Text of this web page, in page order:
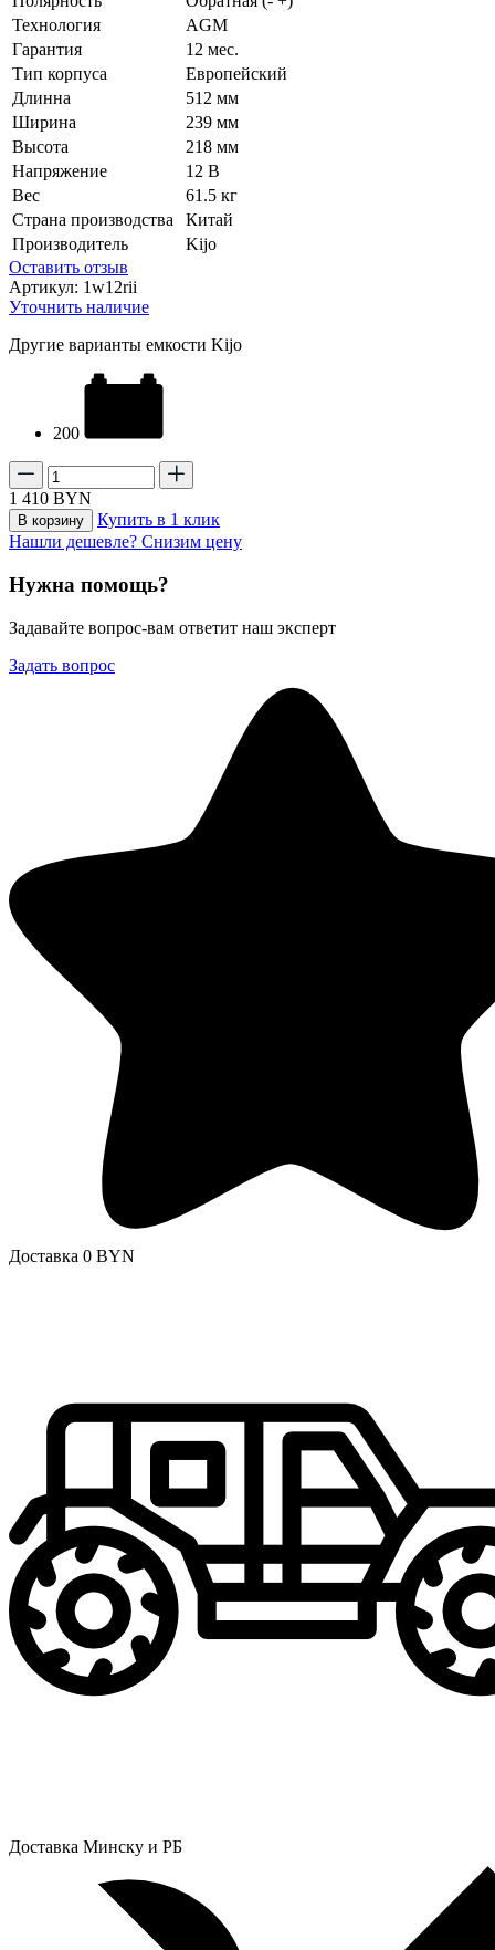
Технология
AGM
Гарантия
12 мес.
Тип корпуса
Европейский
Длинна
512 мм
Ширина
239 мм
Высота
218 мм
Напряжение
12 В
Вес
61.5 кг
Страна производства
Китай
Производитель
Kijo
Оставить отзыв
Артикул: 1w12rii
Уточнить наличие
Другие варианты емкости Kijo
200
1 410 BYN
В корзину
Купить в 1 клик
Нашли дешевле? Снизим цену
Нужна помощь?
Задавайте вопрос-вам ответит наш эксперт
Задать вопрос
Доставка 0 BYN
Доставка Минску и РБ